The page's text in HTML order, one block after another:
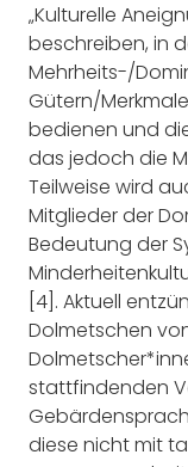
„Kulturelle
beschreiben, in
Mehrheits-/
Gütern/
bedienen und
das jedoch die
Teilweise wird
Mitglieder der
Bedeutung der
[4]. Aktuell
Dolmetschen
stattfindenden
diese nicht mit